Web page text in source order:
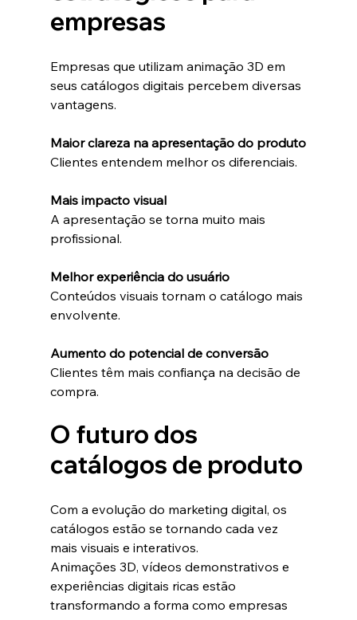
empresas
Empresas que utilizam animação 3D em
seus catálogos digitais percebem diversas
vantagens.
Maior clareza na apresentação do produto
Clientes entendem melhor os diferenciais.
Mais impacto visual
A apresentação se torna muito mais
profissional.
Melhor experiência do usuário
Conteúdos visuais tornam o catálogo mais
envolvente.
Aumento do potencial de conversão
Clientes têm mais confiança na decisão de
compra.
O futuro dos
catálogos de produto
Com a evolução do marketing digital, os
catálogos estão se tornando cada vez
mais visuais e interativos.
Animações 3D, vídeos demonstrativos e
experiências digitais ricas estão
transformando a forma como empresas